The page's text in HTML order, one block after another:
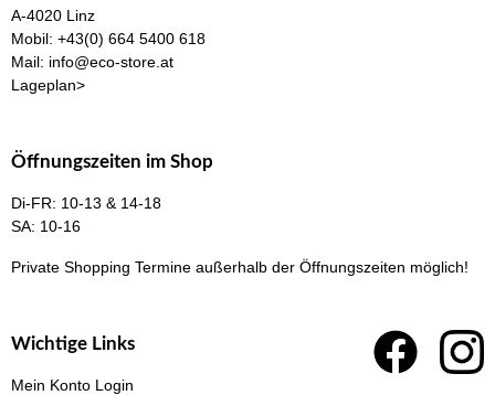
A-4020 Linz
Mobil: +43(0) 664 5400 618
Mail: info@eco-store.at
Lageplan>
Öffnungszeiten im Shop
Di-FR: 10-13 & 14-18
SA: 10-16
Private Shopping Termine außerhalb der Öffnungszeiten möglich!
Wichtige Links
Mein Konto Login